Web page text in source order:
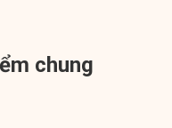
chung